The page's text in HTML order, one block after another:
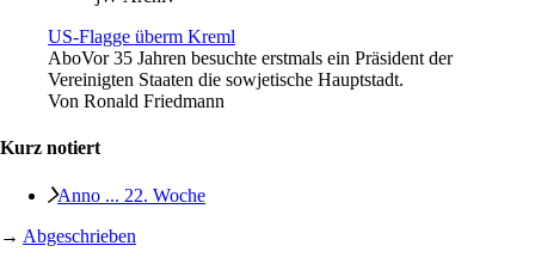
US-Flagge überm Kreml
AboVor 35 Jahren besuchte erstmals ein Präsident der
Vereinigten Staaten die sowjetische Hauptstadt.
Von Ronald Friedmann
Kurz notiert
Anno ... 22. Woche
→ Abgeschrieben